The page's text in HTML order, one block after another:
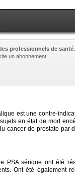
professionnels de santé.
un abonnement.
est une contre-
en état de mort
cancer de prostate par
PSA sérique ont été
Ont été également